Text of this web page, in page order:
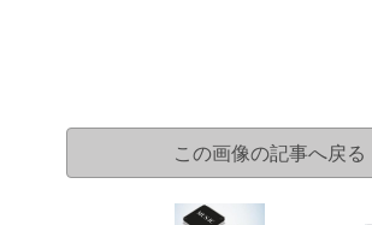
この画像の記事へ戻る